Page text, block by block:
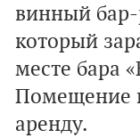
винный
который
месте бара
Помещение
аренду.